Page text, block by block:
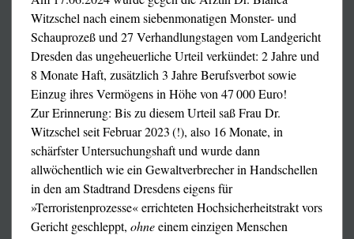
hunderttausendfach erfolgte. Natürlich wurde – zu Recht –
keiner dieser Ärzte jemals strafrechtlich verfolgt. Doch im
Verfahren gegen Dr. Weber versuchen nun
Staatsanwaltschaft und Gericht, durch zermürbende und
völlig ausufernde Zeugenbefragungen nachzuweisen, er
habe "Gefälligkeitsatteste" ausgestellt. So reitet die
Vorsitzende Richterin, Dr. Nele Behr, bei der
Zeugenbefragung der Patienten (die allesamt bereits
Prozesse und zumeist Verurteilungen wegen „Anstiftung
zum Ausstellen unrichtiger Gesundheitszeugnisse“ hinter
sich haben) geradezu fanatisch und unermüdlich darauf
rum, ob Dr. Weber die Patienten auch mit dem Stethoskop
vom 16.07.2024:
Bundesinnenministerin Nancy Faeser:
das rechtsextremistische "COMPACT-Magazin" verboten.
Es ist ein zentrales Sprachrohr der rechtsextremistischen
Witzschel nach einem siebenmonatigen Monster- und
Schauprozeß und 27 Verhandlungstagen vom Landgericht
Dresden das ungeheuerliche Urteil verkündet: 2 Jahre und
8 Monate Haft, zusätzlich 3 Jahre Berufsverbot sowie
Einzug ihres Vermögens in Höhe von 47 000 Euro!
Zur Erinnerung: Bis zu diesem Urteil saß Frau Dr.
Witzschel seit Februar 2023 (!), also 16 Monate, in
schärfster Untersuchungshaft und wurde dann
allwöchentlich wie ein Gewaltverbrecher in Handschellen
in den am Stadtrand Dresdens eigens für
»Terroristenprozesse« errichteten Hochsicherheitstrakt vors
Gericht geschleppt, ohneeinem einzigen Menschen